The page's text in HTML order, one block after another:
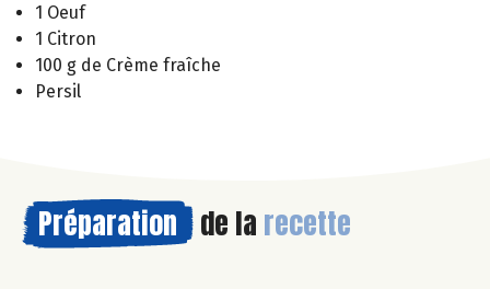
1 Oeuf
1 Citron
100 g de Crème fraîche
Persil
Préparation de la recette